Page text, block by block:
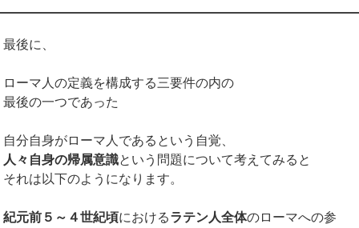
最後に、
ローマ人の定義を構成する三要件の内の
最後の一つであった
自分自身がローマ人であるという自覚、
人々自身の帰属意識という問題について考えてみると
それは以下のようになります。
紀元前５～４世紀頃におけるラテン人全体のローマへの参